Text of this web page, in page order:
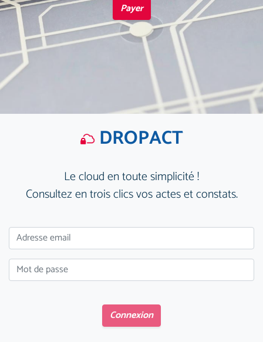
Payer
DROPACT
Le cloud en toute simplicité !
Consultez en trois clics vos actes et constats.
Connexion